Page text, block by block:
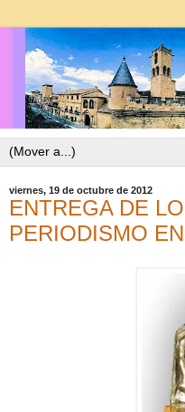
viernes, 19 de octubre de 2012
ENTREGA DE
PERIODISMO